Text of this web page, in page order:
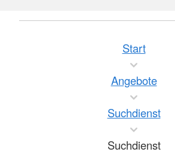
Start
Angebote
Suchdienst
Suchdienst